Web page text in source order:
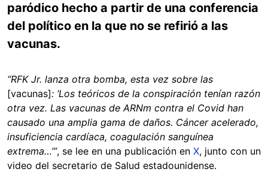
paródico hecho a partir de una conferencia
del político en la que no se refirió a las
vacunas.
“RFK Jr. lanza otra bomba, esta vez sobre las
[vacunas]: ‘Los teóricos de la conspiración tenían razón
otra vez. Las vacunas de ARNm contra el Covid han
causado una amplia gama de daños. Cáncer acelerado,
insuficiencia cardíaca, coagulación sanguínea
extrema…’”, se lee en una publicación en X, junto con un
video del secretario de Salud estadounidense.